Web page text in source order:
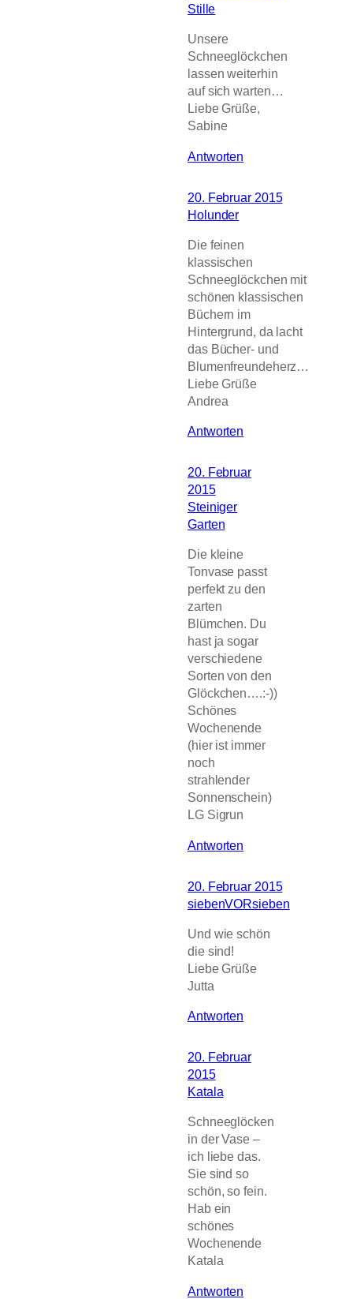
Stille
Unsere
Schneeglöckchen
lassen weiterhin
auf sich warten…
Liebe Grüße,
Sabine
Antworten
20. Februar 2015
Holunder
Die feinen
klassischen
Schneeglöckchen mit
schönen klassischen
Büchern im
Hintergrund, da lacht
das Bücher- und
Blumenfreundeherz…
Liebe Grüße
Andrea
Antworten
20. Februar
2015
Steiniger
Garten
Die kleine
Tonvase passt
perfekt zu den
zarten
Blümchen. Du
hast ja sogar
verschiedene
Sorten von den
Glöckchen….:-))
Schönes
Wochenende
(hier ist immer
noch
strahlender
Sonnenschein)
LG Sigrun
Antworten
20. Februar 2015
siebenVORsieben
Und wie schön
die sind!
Liebe Grüße
Jutta
Antworten
20. Februar
2015
Katala
Schneeglöcken
in der Vase –
ich liebe das.
Sie sind so
schön, so fein.
Hab ein
schönes
Wochenende
Katala
Antworten